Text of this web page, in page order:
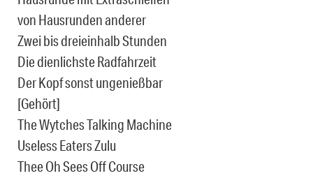
von Hausrunden anderer
Zwei bis dreieinhalb Stunden
Die dienlichste Radfahrzeit
Der Kopf sonst ungenießbar
[Gehört]
The Wytches Talking Machine
Useless Eaters Zulu
Thee Oh Sees Off Course